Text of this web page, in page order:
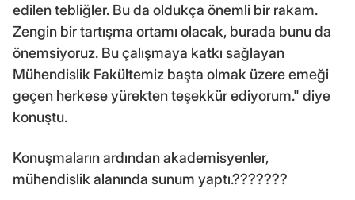
edilen tebliğler. Bu da oldukça önemli bir rakam.
Zengin bir tartışma ortamı olacak, burada bunu da
önemsiyoruz. Bu çalışmaya katkı sağlayan
Mühendislik Fakültemiz başta olmak üzere emeği
geçen herkese yürekten teşekkür ediyorum." diye
konuştu.
Konuşmaların ardından akademisyenler,
mühendislik alanında sunum yaptı.???????